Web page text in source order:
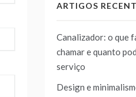
ARTIGOS
Canalizador: o que
chamar e quanto
serviço
Design e